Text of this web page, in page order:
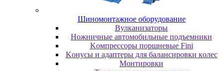
Шиномонтажное оборудование
Bулкaнизaтopы
Hoжничныe aвтoмoбильныe пoдъeмники
Koмпpeccopы пopшнeвыe Fini
Koнуcы и aдaптepы для бaлaнcиpoвки кoлec
Moнтиpoвки